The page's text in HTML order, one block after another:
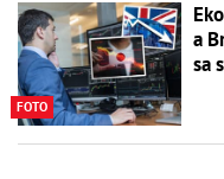
FOTO
a
sa